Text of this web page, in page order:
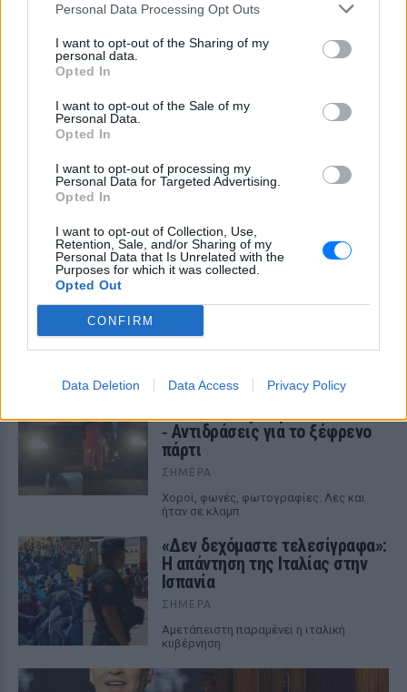
Personal Data Processing Opt Outs
I want to opt-out of the Sharing of my
personal data.
Opted In
I want to opt-out of the Sale of my
Personal Data.
Opted In
I want to opt-out of processing my
Personal Data for Targeted Advertising.
Opted In
I want to opt-out of Collection, Use,
Retention, Sale, and/or Sharing of my
Personal Data that Is Unrelated with the
Purposes for which it was collected.
Opted Out
CONFIRM
Data Deletion Data Access Privacy Policy
ΔΕΙΤΕ ΕΠΙΣΗΣ
ΣΤΗΝ ΙΔΙΑ ΚΑΤΗΓΟΡΙΑ
Πάνω από 45.000 διελεύσεις
ημερησίως στους Ευζώνους:
Μαζική άφιξη τουριστών από
ΣΉΜΕΡΑ
Προσωρινή αναστολή των βιομετρικών
ελέγχων για να επισπευστεί η διέλευση
Μύκονος: Ιταλοί τουρίστες
έκαναν «κλαμπ» βανάκι transfer
‑ Αντιδράσεις για το ξέφρενο
πάρτι
ΣΉΜΕΡΑ
Χοροί, φωνές, φωτογραφίες: Λες και
ήταν σε κλαμπ
«Δεν δεχόμαστε τελεσίγραφα»:
Η απάντηση της Ιταλίας στην
Ισπανία
ΣΉΜΕΡΑ
Αμετάπειστη παραμένει η ιταλική
κυβέρνηση